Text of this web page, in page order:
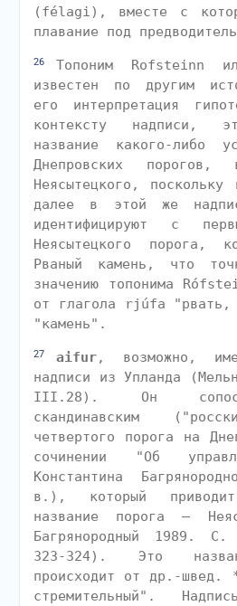
(félagi), вместе с
плавание под
26
Топоним Rofsteinn
известен по другим
его интерпретация
контексту надписи,
название какого-либо
Днепровских порогов,
Неясытецкого,
далее в этой же
идентифицируют с
Неясытецкого порога,
Рваный камень, что
значению топонима
от глагола rjúfa
"камень".
27 aifur, возможно,
надписи из Упланда
III.28). Он
скандинавским
четвертого порога на
сочинении "Об
Константина
в.), который
название порога —
Багрянородный 1989.
323-324). Это
происходит от др.-
стремительный".